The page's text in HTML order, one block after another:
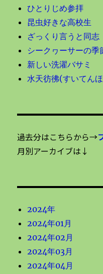
ひとりじめ参拝
昆虫好きな高校生
ざっくり言うと同志
シークヮーサーの季
新しい洗濯バサミ
水天彷彿(すいてん
過去分はこちらから→
月別アーカイブは↓
2024年
2024年01月
2024年02月
2024年03月
2024年04月